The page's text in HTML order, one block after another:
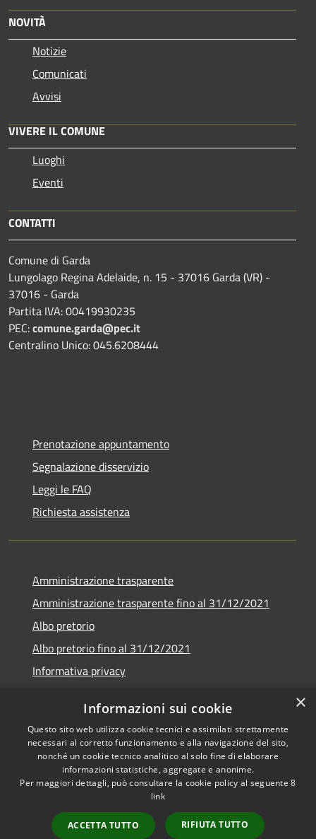
NOVITÀ
Notizie
Comunicati
Avvisi
VIVERE IL COMUNE
Luoghi
Eventi
CONTATTI
Comune di Garda
Lungolago Regina Adelaide, n. 15 - 37016 Garda (VR) -
37016 - Garda
Partita IVA: 00419930235
PEC:comune.garda@pec.it
Centralino Unico: 045.6208444
Prenotazione appuntamento
Segnalazione disservizio
Leggi le FAQ
Richiesta assistenza
Amministrazione trasparente
Amministrazione trasparente fino al 31/12/2021
Albo pretorio
Albo pretorio fino al 31/12/2021
Informativa privacy
Dichiarazione di accessibilità
RSS
Copyright © 2026 • Comune di
Municipium•
Accesso
×
Informazioni sui cookie
Questo sito web utilizza cookie tecnici e assimilati strettamente
necessari al corretto funzionamento e alla navigazione del sito,
nonché un cookie tecnico analitico al solo fine di elaborare
informazioni statistiche, aggregate e anonime.
Per maggiori dettagli, può consultare la cookie policy al seguente8
link
ACCETTA TUTTO RIFIUTA TUTTO